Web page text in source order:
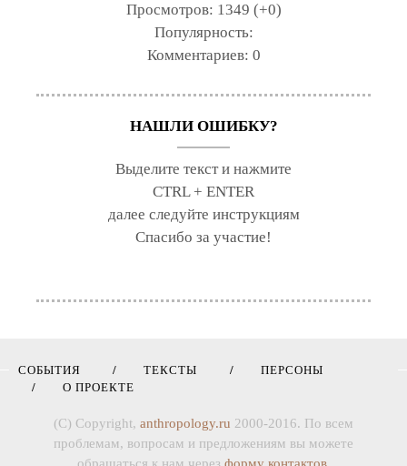
Просмотров: 1349 (+0)
Популярность:
Комментариев: 0
НАШЛИ ОШИБКУ?
Выделите текст и нажмите
CTRL + ENTER
далее следуйте инструкциям
Спасибо за участие!
СОБЫТИЯ ТЕКСТЫ
ПЕРСОНЫ
О ПРОЕКТЕ
(C) Copyright, anthropology.ru 2000-2016. По всем
проблемам, вопросам и предложениям вы можете